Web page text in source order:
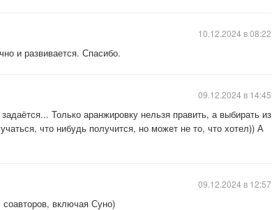
и развивается. Спасибо.
10.12.2024 в 08:22
Только аранжировку нельзя править, а выбирать из
что нибудь получится, но может не то, что хотел)) А
09.12.2024 в 14:45
включая Суно)
09.12.2024 в 12:57